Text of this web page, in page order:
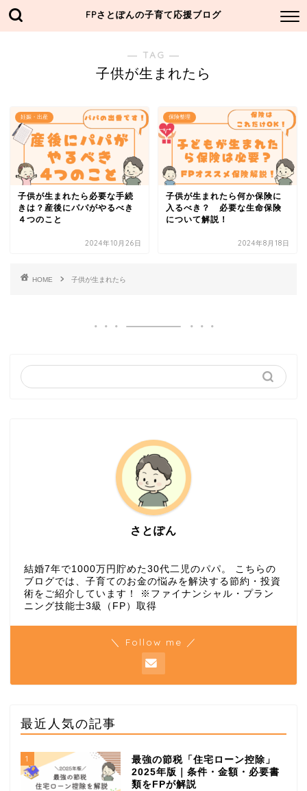
FPさとぽんの子育て応援ブログ
― TAG ―
子供が生まれたら
妊娠・出産
子供が生まれたら必要な手続
きは？産後にパパがやるべき
４つのこと
2024年10月26日
保険整理
子供が生まれたら何か保険に
入るべき？ 必要な生命保険
について解説！
2024年8月18日
HOME 子供が生まれたら
さとぽん
結婚7年で1000万円貯めた30代二児のパパ。 こちらの
ブログでは、子育てのお金の悩みを解決する節約・投資
術をご紹介しています！ ※ファイナンシャル・プラン
ニング技能士3級（FP）取得
＼ Follow me ／
最近人気の記事
1
最強の節税「住宅ローン控除」
2025年版｜条件・金額・必要書
類をFPが解説